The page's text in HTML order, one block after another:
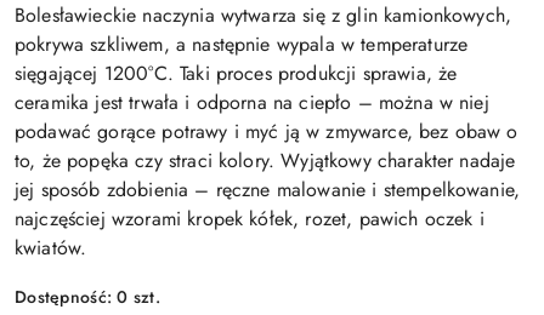
Bolesławieckie naczynia wytwarza się z glin kamionkowych,
pokrywa szkliwem, a następnie wypala w temperaturze
sięgającej 1200°C. Taki proces produkcji sprawia, że
ceramika jest trwała i odporna na ciepło – można w niej
podawać gorące potrawy i myć ją w zmywarce, bez obaw o
to, że popęka czy straci kolory. Wyjątkowy charakter nadaje
jej sposób zdobienia – ręczne malowanie i stempelkowanie,
najczęściej wzorami kropek kółek, rozet, pawich oczek i
kwiatów.
Dostępność:0 szt.